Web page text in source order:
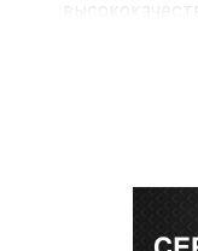
На все работы и